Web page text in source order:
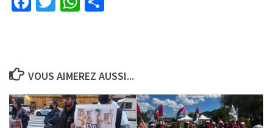
VOUS AIMEREZ AUSSI...